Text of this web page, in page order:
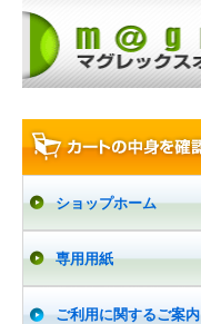
ショップホーム
専用用紙
ご利用に関するご案内